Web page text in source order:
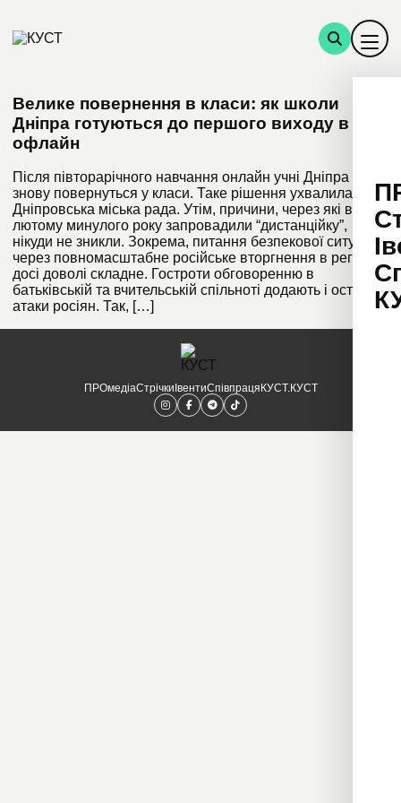
Велике повернення в класи: як школи
Дніпра готуються до першого виходу в
офлайн
Після півторарічного навчання онлайн учні Дніпра
знову повернуться у класи. Таке рішення ухвалила
Дніпровська міська рада. Утім, причини, через які в
лютому минулого року запровадили “дистанційку”,
нікуди не зникли. Зокрема, питання безпекової ситуації
через повномасштабне російське вторгнення в регіоні
досі доволі складне. Гостроти обговоренню в
батьківській та вчительській спільноті додають і останні
атаки росіян. Так, […]
ПРОмедіаСтрічки ІвентиСпівпраця КУСТ.КУСТ